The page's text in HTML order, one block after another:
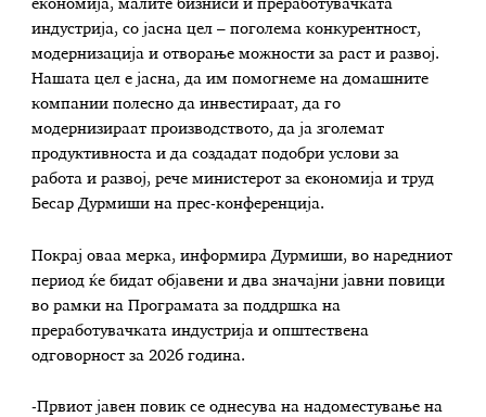
економија, малите бизниси и преработувачката
индустрија, со јасна цел – поголема конкурентност,
модернизација и отворање можности за раст и развој.
Нашата цел е јасна, да им помогнеме на домашните
компании полесно да инвестираат, да го
модернизираат производството, да ја зголемат
продуктивноста и да создадат подобри услови за
работа и развој, рече министерот за економија и труд
Бесар Дурмиши на прес-конференција.
Покрај оваа мерка, информира Дурмиши, во наредниот
период ќе бидат објавени и два значајни јавни повици
во рамки на Програмата за поддршка на
преработувачката индустрија и општествена
одговорност за 2026 година.
-Првиот јавен повик се однесува на надоместување на